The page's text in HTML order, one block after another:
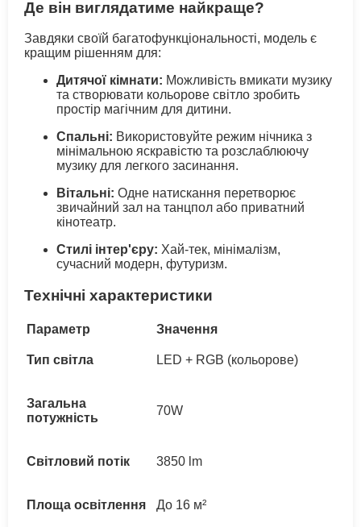
Де він виглядатиме найкраще?
Завдяки своїй багатофункціональності, модель є
кращим рішенням для:
Дитячої кімнати: Можливість вмикати музику
та створювати кольорове світло зробить
простір магічним для дитини.
Спальні: Використовуйте режим нічника з
мінімальною яскравістю та розслаблюючу
музику для легкого засинання.
Вітальні: Одне натискання перетворює
звичайний зал на танцпол або приватний
кінотеатр.
Стилі інтер'єру: Хай-тек, мінімалізм,
сучасний модерн, футуризм.
Технічні характеристики
Параметр Значення
Тип світла LED + RGB (кольорове)
Загальна
потужність
70W
Світловий потік 3850 lm
Площа освітлення До 16 м²